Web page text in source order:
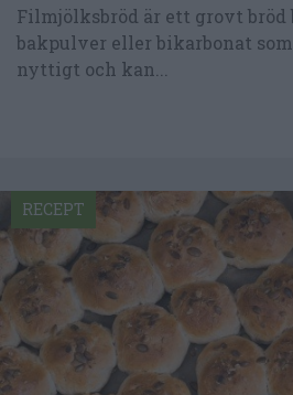
Filmjölksbröd är ett grovt bröd
bakpulver eller bikarbonat som
nyttigt och kan...
RECEPT